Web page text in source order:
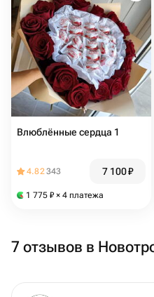
Влюблённые сердца 1
4.82343 7 100₽
1 775 ₽ × 4 платежа
7 отзывов в